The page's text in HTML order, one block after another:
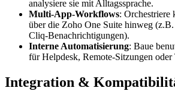
analysiere sie mit Alltagssprache.
Multi-App-Workflows: Orchestriere
über die Zoho One Suite hinweg
Cliq-Benachrichtigungen).
Interne Automatisierung: Baue
für Helpdesk, Remote-Sitzungen
Integration &